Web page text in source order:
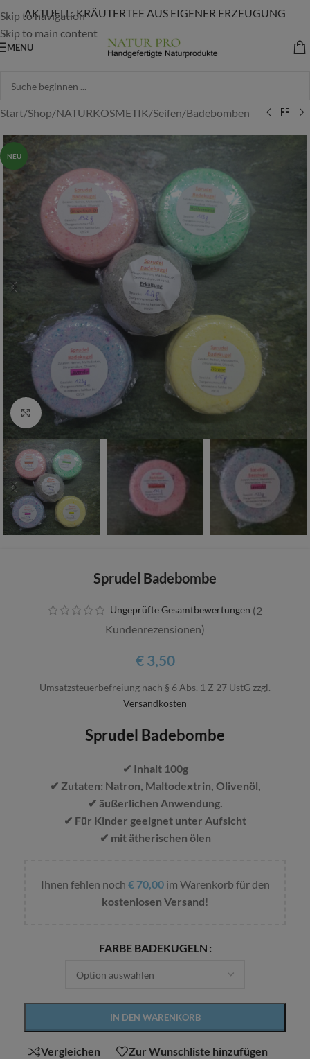
Skip to navigation
Skip to main content
AKTUELL: KRÄUTERTEE AUS EIGENER ERZEUGUNG
MENU
Start/Shop/NATURKOSMETIK/Seifen/Badebomben
NEU
Zum vergrößern anklicken
Sprudel Badebombe
Ungeprüfte Gesamtbewertungen (2
Kundenrezensionen)
€3,50
Umsatzsteuerbefreiung nach § 6 Abs. 1 Z 27 UstG zzgl.
Versandkosten
Sprudel Badebombe
✔ Inhalt 100g
✔ Zutaten: Natron, Maltodextrin, Olivenöl,
✔ äußerlichen Anwendung.
✔ Für Kinder geeignet unter Aufsicht
✔ mit ätherischen ölen
Ihnen fehlen noch €70,00im Warenkorb für den
kostenlosen Versand!
FARBE BADEKUGELN
IN DEN WARENKORB
Alternative:
Vergleichen Zur Wunschliste hinzufügen